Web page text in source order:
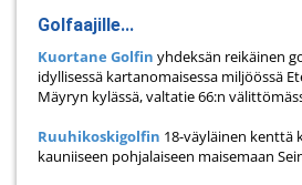
Golfaajille...
Kuortane Golfin yhdeksän reikäinen
idyllisessä kartanomaisessa miljöössä
Mäyryn kylässä, valtatie 66:n
Ruuhikoskigolfin 18-väyläinen kenttä
kauniiseen pohjalaiseen maisemaan